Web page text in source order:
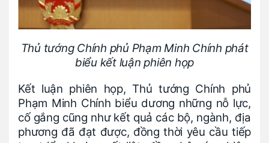
Thủ tướng Chính phủ Phạm Minh Chính phát
biểu kết luận phiên họp
Kết luận phiên họp, Thủ tướng Chính phủ
Phạm Minh Chính biểu dương những nỗ lực,
cố gắng cũng như kết quả các bộ, ngành, địa
phương đã đạt được, đồng thời yêu cầu tiếp